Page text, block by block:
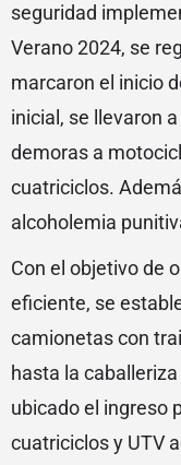
seguridad
Verano 2024, se
marcaron el inicio
inicial, se llevaron
demoras a
cuatriciclos.
alcoholemia
Con el objetivo de
eficiente, se
camionetas con
hasta la
ubicado el ingreso
cuatriciclos y UTV